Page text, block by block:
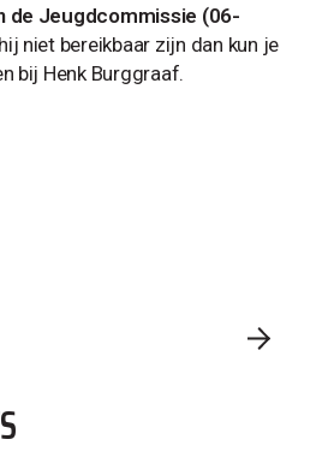
de Jeugdcommissie (06-
niet bereikbaar zijn dan kun je
bij Henk Burggraaf.